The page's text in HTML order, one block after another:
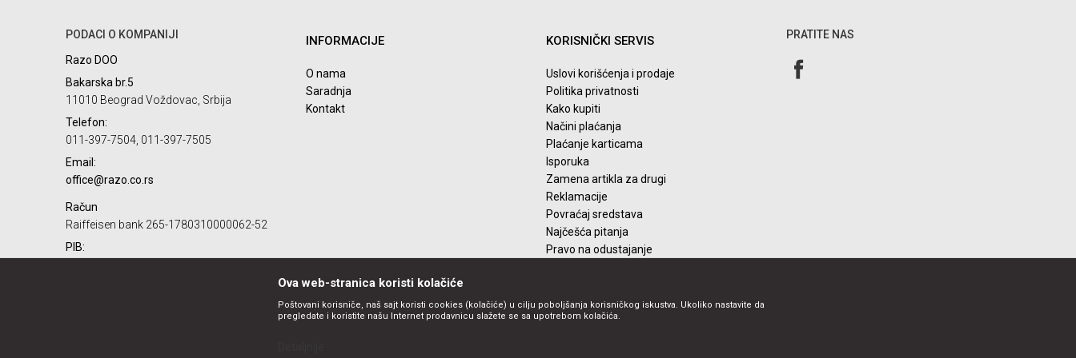
POŠALJI
PODACI O KOMPANIJI
Razo DOO
Bakarska br.5
11010 Beograd Voždovac, Srbija
Telefon:
011-397-7504, 011-397-7505
Email:
office@razo.co.rs
Račun
Raiffeisen bank 265-1780310000062-52
PIB:
INFORMACIJE
O nama
Saradnja
Kontakt
KORISNIČKI SERVIS
Uslovi korišćenja i prodaje
Politika privatnosti
Kako kupiti
Načini plaćanja
Plaćanje karticama
Isporuka
Zamena artikla za drugi
Reklamacije
Povraćaj sredstava
Najčešća pitanja
Pravo na odustajanje
PRATITE NAS
Ova web-stranica koristi kolačiće
Poštovani korisniče, naš sajt koristi cookies (kolačiće) u cilju poboljšanja korisničkog iskustva. Ukoliko nastavite da
pregledate i koristite našu Internet prodavnicu slažete se sa upotrebom kolačića.